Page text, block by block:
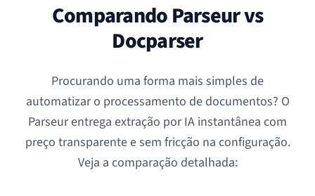
Comparando Parseur vs
Docparser
Procurando uma forma mais simples de
automatizar o processamento de documentos? O
Parseur entrega extração por IA instantânea com
preço transparente e sem fricção na configuração.
Veja a comparação detalhada: